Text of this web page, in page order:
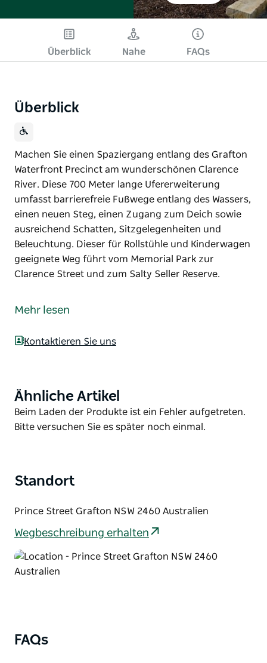
Überblick Nahe FAQs
Überblick
Machen Sie einen Spaziergang entlang des Grafton
Waterfront Precinct am wunderschönen Clarence
River. Diese 700 Meter lange Ufererweiterung
umfasst barrierefreie Fußwege entlang des Wassers,
einen neuen Steg, einen Zugang zum Deich sowie
ausreichend Schatten, Sitzgelegenheiten und
Beleuchtung. Dieser für Rollstühle und Kinderwagen
geeignete Weg führt vom Memorial Park zur
Clarence Street und zum Salty Seller Reserve.
Waterfront Precinct am wunderschönen Clarence
Diese 700 Meter lange Ufererweiterung umfasst
Beleuchtung.
Dieser für Rollstühle und Kinderwagen geeignete
Mehr lesen
Kontaktieren Sie uns
Product
List
Ähnliche Artikel
Product
List
Beim Laden der Produkte ist ein Fehler aufgetreten.
Bitte versuchen Sie es später noch einmal.
Standort
Prince Street Grafton NSW 2460 Australien
Wegbeschreibung erhalten
FAQs